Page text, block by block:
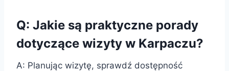
Q: Jakie są praktyczne porady
dotyczące wizyty w Karpaczu?
A: Planując wizytę, sprawdź dostępność